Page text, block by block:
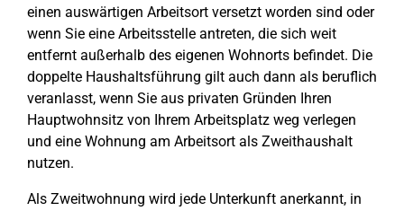
einen auswärtigen Arbeitsort versetzt worden sind oder
wenn Sie eine Arbeitsstelle antreten, die sich weit
entfernt außerhalb des eigenen Wohnorts befindet. Die
doppelte Haushaltsführung gilt auch dann als beruflich
veranlasst, wenn Sie aus privaten Gründen Ihren
Hauptwohnsitz von Ihrem Arbeitsplatz weg verlegen
und eine Wohnung am Arbeitsort als Zweithaushalt
nutzen.
Als Zweitwohnung wird jede Unterkunft anerkannt, in